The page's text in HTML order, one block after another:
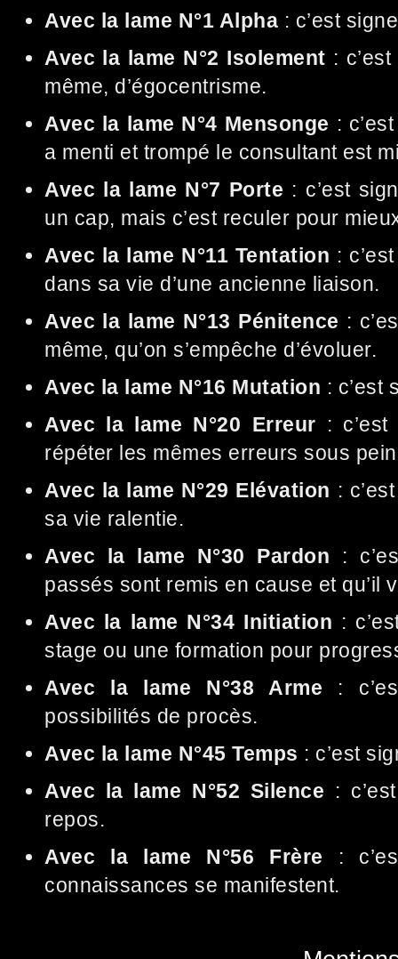
Avec la lame N°1 Alpha : c’est
Avec la lame N°2 Isolement :
même, d’égocentrisme.
Avec la lame N°4 Mensonge :
a menti et trompé le consultant est
Avec la lame N°7 Porte : c’est
un cap, mais c’est reculer pour
Avec la lame N°11 Tentation :
dans sa vie d’une ancienne liaison.
Avec la lame N°13 Pénitence :
même, qu’on s’empêche d’évoluer.
Avec la lame N°16 Mutation : c’est
Avec la lame N°20 Erreur :
répéter les mêmes erreurs sous
Avec la lame N°29 Elévation :
sa vie ralentie.
Avec la lame N°30 Pardon :
passés sont remis en cause et qu’il
Avec la lame N°34 Initiation :
stage ou une formation pour
Avec la lame N°38 Arme :
possibilités de procès.
Avec la lame N°45 Temps : c’est
Avec la lame N°52 Silence :
repos.
Avec la lame N°56 Frère :
connaissances se manifestent.